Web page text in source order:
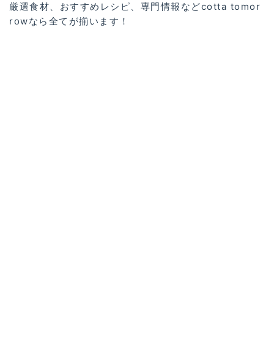
厳選食材、おすすめレシピ、専門情報などcotta tomor
rowなら全てが揃います！